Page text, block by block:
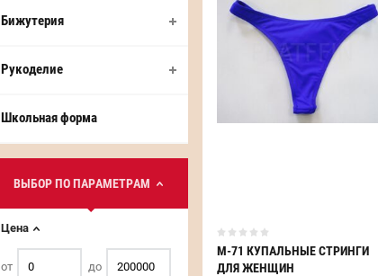
Бижутерия
Рукоделие
Школьная форма
ВЫБОР ПО ПАРАМЕТРАМ
Цена
от до
М-71 КУПАЛЬНЫЕ СТРИНГИ
ДЛЯ ЖЕНЩИН